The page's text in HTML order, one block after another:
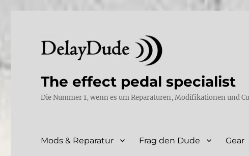
The effect pedal specialist
Die Nummer 1, wenn es um Reparaturen, Modifikationen und
Mods & Reparatur Frag den Dude Gear